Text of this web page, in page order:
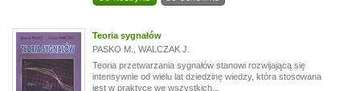
Teoria sygnałów
PASKO M.
WALCZAK J.
Teoria przetwarzania sygnałów stanowi rozwijającą się
intensywnie od wielu lat dziedzinę wiedzy, która stosowana
jest w praktyce we wszystkich...